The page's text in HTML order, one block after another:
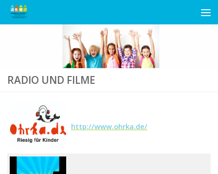
Unter dem Inhalt
RADIO UND FILME
http://www.ohrka.de/